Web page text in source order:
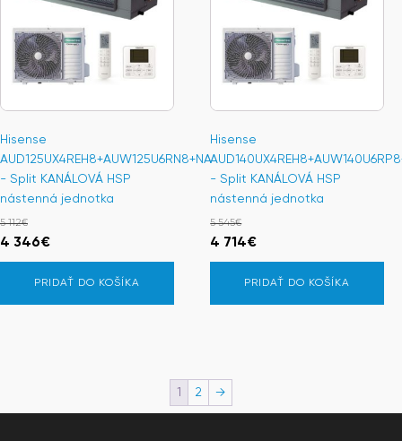
Hisense
AUD125UX4REH8+AUW125U6RN8+NA
- Split KANÁLOVÁ HSP
nástenná jednotka
5 112€
Pôvodná
cena
bola:
5
4 346€Aktuálna
cena
je:
4
PRIDAŤ DO KOŠÍKA
Hisense
- Split KANÁLOVÁ HSP
nástenná jednotka
5 545€
Pôvodná
cena
bola:
5
4 714€Aktuálna
cena
je:
4
PRIDAŤ DO KOŠÍKA
1 2 →